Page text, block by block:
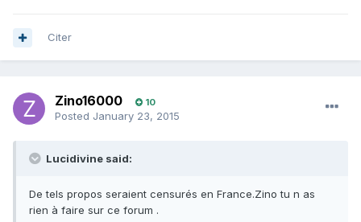
Citer
Zino16000 10
Posted January 23, 2015
Lucidivine said:
De tels propos seraient censurés en France.Zino tu n as
rien à faire sur ce forum .